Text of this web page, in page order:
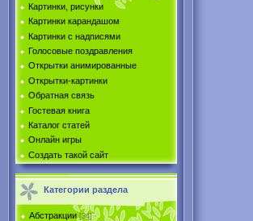
Картинки, рисунки
Картинки карандашом
Картинки с надписями
Голосовые поздравления
Открытки анимированные
Открытки-картинки
Обратная связь
Гостевая книга
Каталог статей
Онлайн игры
Создать такой сайт
Категории раздела
Абстракции [34]